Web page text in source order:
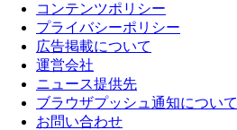
コンテンツポリシー
プライバシーポリシー
広告掲載について
運営会社
ニュース提供先
ブラウザプッシュ通知について
お問い合わせ